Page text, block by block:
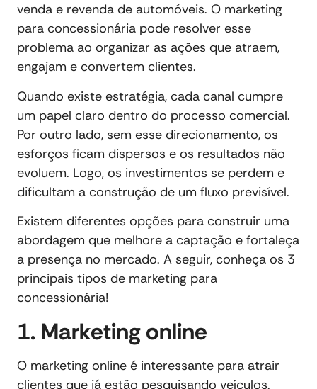
venda e revenda de automóveis. O marketing
para concessionária pode resolver esse
problema ao organizar as ações que atraem,
engajam e convertem clientes.
Quando existe estratégia, cada canal cumpre
um papel claro dentro do processo comercial.
Por outro lado, sem esse direcionamento, os
esforços ficam dispersos e os resultados não
evoluem. Logo, os investimentos se perdem e
dificultam a construção de um fluxo previsível.
Existem diferentes opções para construir uma
abordagem que melhore a captação e fortaleça
a presença no mercado. A seguir, conheça os 3
principais tipos de marketing para
concessionária!
1. Marketing online
O marketing online é interessante para atrair
clientes que já estão pesquisando veículos.